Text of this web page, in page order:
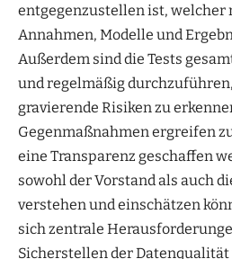
entgegenzustellen ist, welcher
Annahmen, Modelle und
Außerdem sind die Tests
und regelmäßig
gravierende Risiken zu
Gegenmaßnahmen ergreifen
eine Transparenz geschaffen
sowohl der Vorstand als auch
verstehen und einschätzen
sich zentrale
Sicherstellen der